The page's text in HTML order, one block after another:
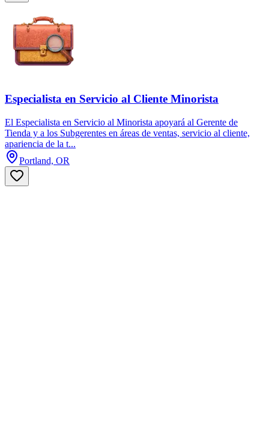
Especialista en Servicio al Cliente Minorista
El Especialista en Servicio al Minorista apoyará al Gerente de
Tienda y a los Subgerentes en áreas de ventas, servicio al cliente,
apariencia de la t...
Portland, OR